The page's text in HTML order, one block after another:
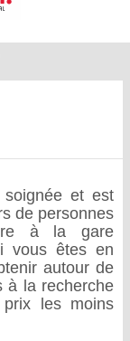
et est
de personnes
à la gare
vous êtes en
autour de
à la recherche
les moins